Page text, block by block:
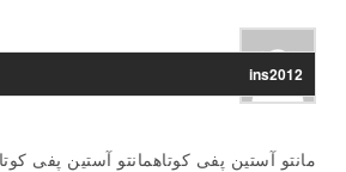
ins2012
مانتو آستین پفی کوتاهمانتو آستین پفی